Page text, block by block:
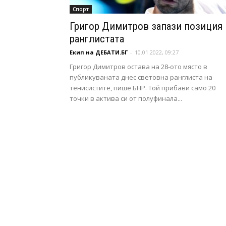
Спорт
Григор Димитров запази позиция
ранглистата
Екип на ДЕБАТИ.БГ - 10.01.2022, 09:27
Григор Димитров остава на 28-ото място в
публикуваната днес световна ранглиста на
тенисистите, пише БНР. Той прибави само 20
точки в актива си от полуфинала...